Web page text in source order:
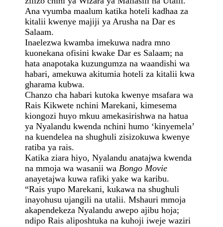
Ana vyumba maalum katika hoteli kadhaa za
kitalii kwenye majiji ya Arusha na Dar es
Salaam.
Inaelezwa kwamba imekuwa nadra mno
kuonekana ofisini kwake Dar es Salaam; na
hata anapotaka kuzungumza na waandishi wa
habari, amekuwa akitumia hoteli za kitalii kwa
gharama kubwa.
Chanzo cha habari kutoka kwenye msafara wa
Rais Kikwete nchini Marekani, kimesema
kiongozi huyo mkuu amekasirishwa na hatua
ya Nyalandu kwenda nchini humo ‘kinyemela’
na kuendelea na shughuli zisizokuwa kwenye
ratiba ya rais.
Katika ziara hiyo, Nyalandu anatajwa kwenda
na mmoja wa wasanii wa Bongo Movie
anayetajwa kuwa rafiki yake wa karibu.
“Rais yupo Marekani, kukawa na shughuli
inayohusu ujangili na utalii. Mshauri mmoja
akapendekeza Nyalandu awepo ajibu hoja;
ndipo Rais aliposhtuka na kuhoji iweje waziri